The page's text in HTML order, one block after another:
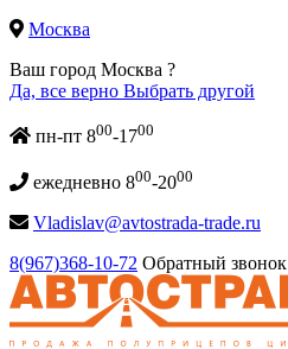
Москва
Ваш город Москва ?
Да, все верно Выбрать другой
пн-пт 800-1700
ежедневно 800-2000
Vladislav@avtostrada-trade.ru
8(967)368-10-72 Обратный звонок